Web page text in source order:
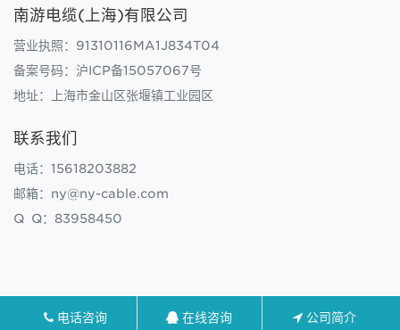
南游电缆(上海)有限公司
营业执照：91310116MA1J834T04
备案号码： 沪ICP备15057067号
地址：上海市金山区张堰镇工业园区
联系我们
电话：15618203882
邮箱：ny@ny-cable.com
Q Q：83958450
电话咨询 在线咨询 公司简介